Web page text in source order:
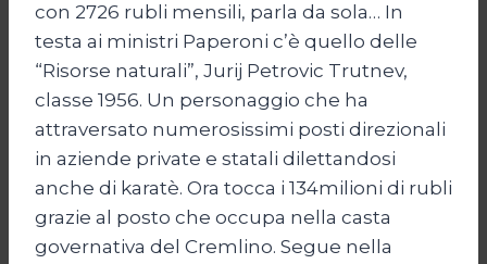
con 2726 rubli mensili, parla da sola… In
testa ai ministri Paperoni c’è quello delle
“Risorse naturali”, Jurij Petrovic Trutnev,
classe 1956. Un personaggio che ha
attraversato numerosissimi posti direzionali
in aziende private e statali dilettandosi
anche di karatè. Ora tocca i 134milioni di rubli
grazie al posto che occupa nella casta
governativa del Cremlino. Segue nella